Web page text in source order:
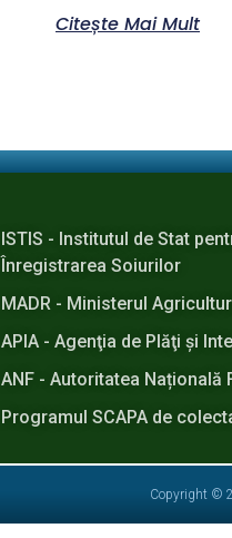
Citește Mai Mult
ISTIS - Institutul de Stat
Înregistrarea Soiurilor
MADR - Ministerul
APIA - Agenţia de Plăţi şi
ANF - Autoritatea Națională
Programul SCAPA de
Copyright ©